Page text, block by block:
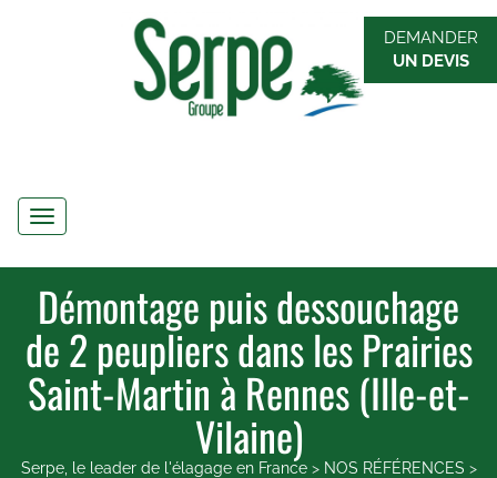
DEMANDER
UN DEVIS
Navigation
Démontage puis dessouchage
de 2 peupliers dans les Prairies
Saint-Martin à Rennes (Ille-et-
Vilaine)
Serpe, le leader de l'élagage en France> NOS RÉFÉRENCES >